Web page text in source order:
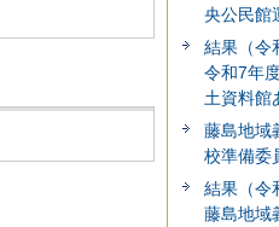
央公民館
結果（令
令和7年
土資料館
藤島地域
校準備委
結果（令
藤島地域